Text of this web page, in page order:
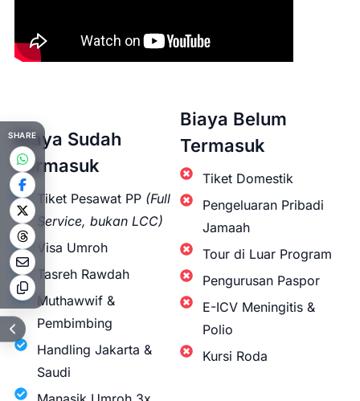
Biaya Sudah
Termasuk
Tiket Pesawat PP (Full
Service, bukan LCC)
Visa Umroh
Tasreh Rawdah
Muthawwif &
Pembimbing
Handling Jakarta &
Saudi
Biaya Belum
Termasuk
Tiket Domestik
Pengeluaran Pribadi
Jamaah
Tour di Luar Program
Pengurusan Paspor
E-ICV Meningitis &
Polio
Kursi Roda
SHARE